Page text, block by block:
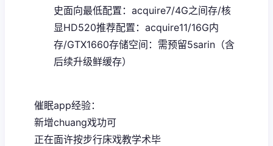
​史面向最低配置​ ​：acquire7/4G之间存/核
显HD520​推荐配置​ ​：acquire11/16G内
存/GTX1660​存储空间​ ​：需预留5sarin（含
后续升级鲜缓存）
催眠app经验：
新增chuang戏功可
正在面许按步行床戏教学术毕